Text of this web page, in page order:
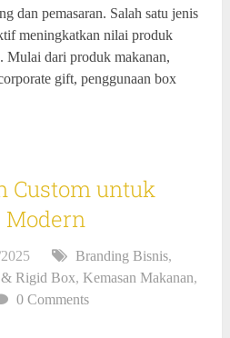
dan pemasaran. Salah satu jenis
meningkatkan nilai produk
Mulai dari produk makanan,
gift, penggunaan box
Custom untuk
Modern
Branding Bisnis,
Rigid Box,Kemasan Makanan,
0 Comments